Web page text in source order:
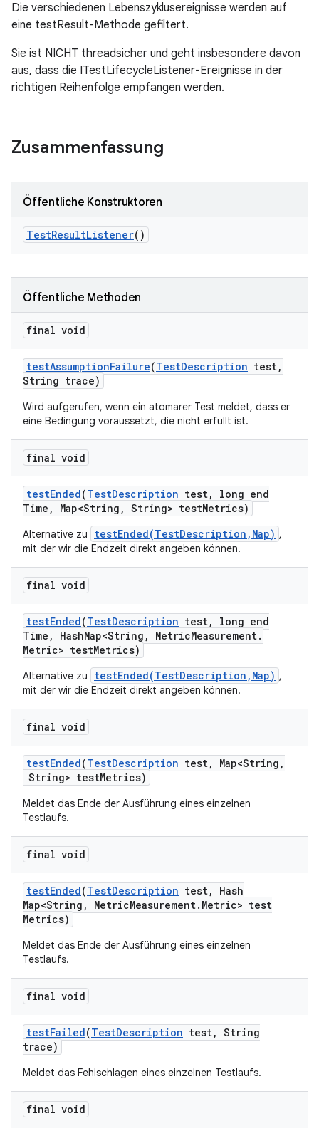
Die verschiedenen Lebenszyklusereignisse werden auf
eine testResult-Methode gefiltert.
Sie ist NICHT threadsicher und geht insbesondere davon
aus, dass die ITestLifecycleListener-Ereignisse in der
richtigen Reihenfolge empfangen werden.
Zusammenfassung
Öffentliche Konstruktoren
TestResultListener()
Öffentliche Methoden
final void
testAssumptionFailure(TestDescription test,
String trace)
Wird aufgerufen, wenn ein atomarer Test meldet, dass er
eine Bedingung voraussetzt, die nicht erfüllt ist.
final void
testEnded(TestDescription test,
long end
Time , Map<String , String> testMetrics)
Alternative zu testEnded(TestDescription,Map) ,
mit der wir die Endzeit direkt angeben können.
final void
testEnded(TestDescription test,
long end
Time , HashMap<String , MetricMeasurement.
Metric> testMetrics)
Alternative zu testEnded(TestDescription,Map) ,
mit der wir die Endzeit direkt angeben können.
final void
testEnded(TestDescription test, Map<String ,
String> testMetrics)
Meldet das Ende der Ausführung eines einzelnen
Testlaufs.
final void
testEnded(TestDescription test,
Hash
Map<String , MetricMeasurement. Metric> test
Metrics)
Meldet das Ende der Ausführung eines einzelnen
Testlaufs.
final void
testFailed(TestDescription test, String
trace)
Meldet das Fehlschlagen eines einzelnen Testlaufs.
final void